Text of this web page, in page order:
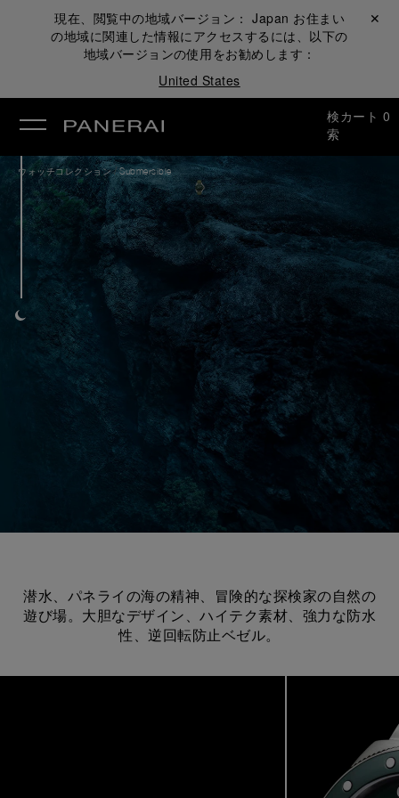
現在、閲覧中の地域バージョン： Japan お住まい
の地域に関連した情報にアクセスするには、以下の
地域バージョンの使用をお勧めします：
United States
閉じる ✕
検
索
カート 0
ウォッチコレクション /Submersible
潜水、パネライの海の精神、冒険的な探検家の自然の
遊び場。大胆なデザイン、ハイテク素材、強力な防水
性、逆回転防止ベゼル。
Image